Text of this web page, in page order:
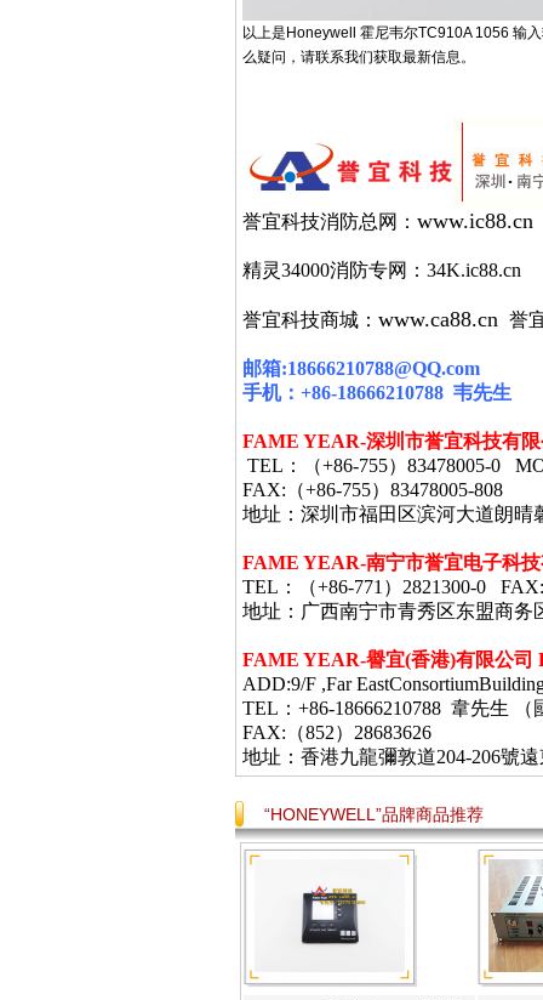
以上是Honeywell 霍尼韦尔TC910A 1056 输
么疑问，请联系我们获取最新信息。
誉宜科技消防总网： www.ic88.cn
精灵34000消防专网：34K.ic88.cn
誉宜科技商城： www.ca88.cn 誉
邮箱:18666210788@QQ.com
手机： +86-18666210788 韦先生
FAME YEAR-深圳市誉宜科技有
TEL ：（+86-755） 83478005-0
FAX: （+86-755） 83478005-808
地址：深圳市福田区滨河大道朗晴
FAME YEAR-南宁市誉宜电子科
TEL ：（+86-771 ） 2821300-0 FAX:
地址：广西南宁市青秀区东盟商务
FAME YEAR-譽宜(香港)有限公司
ADD:9/F ,Far
TEL：+86-18666210788 韋先生
FAX:（852）28683626
地址：香港九龍彌敦道204-206號
“HONEYWELL”品牌商品推荐